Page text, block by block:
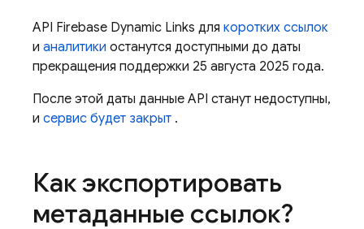
API Firebase Dynamic Links для коротких ссылок
и аналитики останутся доступными до даты
прекращения поддержки 25 августа 2025 года.
После этой даты данные API станут недоступны,
и сервис будет закрыт .
Как экспортировать
метаданные ссылок?